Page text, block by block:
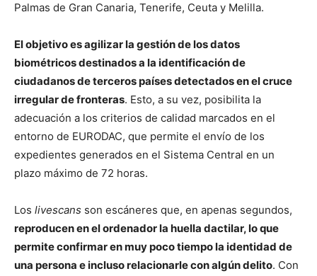
Palmas de Gran Canaria, Tenerife, Ceuta y Melilla.
El objetivo es agilizar la gestión de los datos
biométricos destinados a la identificación de
ciudadanos de terceros países detectados en el cruce
irregular de fronteras. Esto, a su vez, posibilita la
adecuación a los criterios de calidad marcados en el
entorno de EURODAC, que permite el envío de los
expedientes generados en el Sistema Central en un
plazo máximo de 72 horas.
Los livescans son escáneres que, en apenas segundos,
reproducen en el ordenador la huella dactilar, lo que
permite confirmar en muy poco tiempo la identidad de
una persona e incluso relacionarle con algún delito. Con